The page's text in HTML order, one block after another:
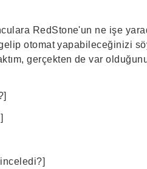
RedStone'un ne işe
otomat yapabileceğinizi
gerçekten de var
inceledi?]